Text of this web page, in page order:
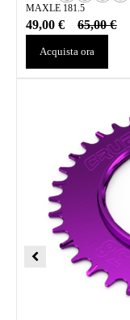
MAXLE 181.5
65,00€
49,00€
Acquista ora